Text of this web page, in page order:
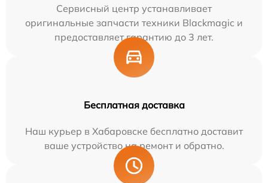
Сервисный центр устанавливает
оригинальные запчасти техники Blackmagic и
предоставляет гарантию до 3 лет.
Бесплатная доставка
Наш курьер в Хабаровске бесплатно доставит
ваше устройство на ремонт и обратно.